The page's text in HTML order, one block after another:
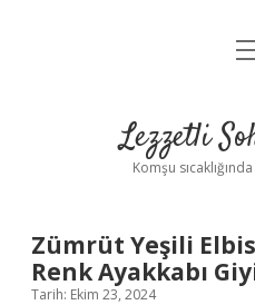
Yasal
Lezzetli
Komşu
Zümrüt Yeşili
Renk Ayakkabı
Tarih: Ekim 23, 2024